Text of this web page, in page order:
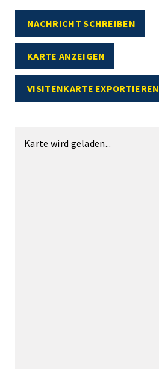
NACHRICHT SCHREIBEN
KARTE ANZEIGEN
VISITENKARTE EXPORTIEREN
Karte wird geladen...